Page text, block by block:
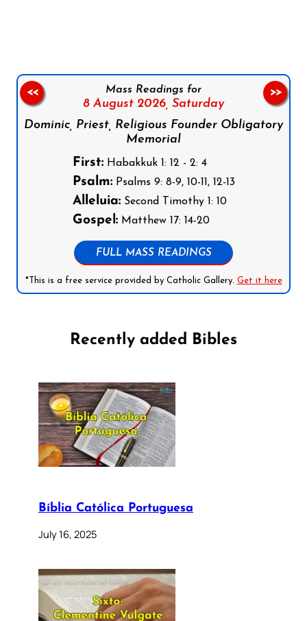
Mass Readings for
8 August 2026, Saturday
Dominic, Priest, Religious Founder Obligatory
Memorial
First:Habakkuk 1: 12 - 2: 4
Psalm:Psalms 9: 8-9, 10-11, 12-13
Alleluia:Second Timothy 1: 10
Gospel:Matthew 17: 14-20
FULL MASS READINGS
*This is a free service provided by Catholic Gallery. Get it here
<< >>
Recently added Bibles
Bíblia Católica Portuguesa
July 16, 2025